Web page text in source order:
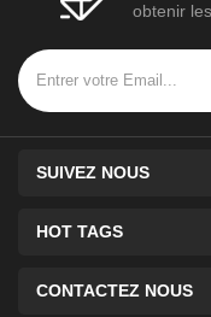
obtenir
SUIVEZ NOUS
HOT TAGS
CONTACTEZ NOUS